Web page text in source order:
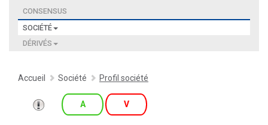
CONSENSUS
SOCIÉTÉ
DÉRIVÉS
Accueil Société Profil société
A V